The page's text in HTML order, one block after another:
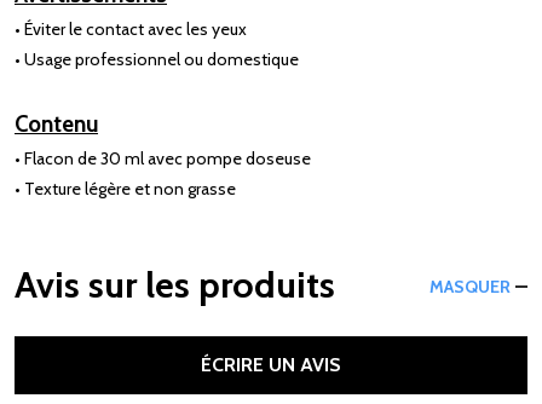
• Éviter le contact avec les yeux
• Usage professionnel ou domestique
Contenu
• Flacon de 30 ml avec pompe doseuse
• Texture légère et non grasse
Avis sur les produits MASQUER
ÉCRIRE UN AVIS